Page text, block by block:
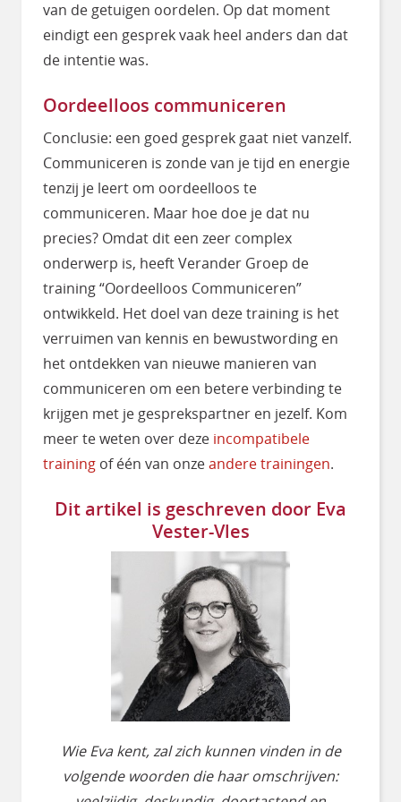
van de getuigen oordelen. Op dat moment
eindigt een gesprek vaak heel anders dan dat
de intentie was.
Oordeelloos communiceren
Conclusie: een goed gesprek gaat niet vanzelf.
Communiceren is zonde van je tijd en energie
tenzij je leert om oordeelloos te
communiceren. Maar hoe doe je dat nu
precies? Omdat dit een zeer complex
onderwerp is, heeft Verander Groep de
training “Oordeelloos Communiceren”
ontwikkeld. Het doel van deze training is het
verruimen van kennis en bewustwording en
het ontdekken van nieuwe manieren van
communiceren om een betere verbinding te
krijgen met je gesprekspartner en jezelf. Kom
meer te weten over deze incompatibele
training of één van onzeandere trainingen.
Dit artikel is geschreven door Eva
Vester-Vles
Wie Eva kent, zal zich kunnen vinden in de
volgende woorden die haar omschrijven: